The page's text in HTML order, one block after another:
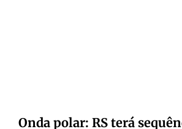
Onda polar: RS terá